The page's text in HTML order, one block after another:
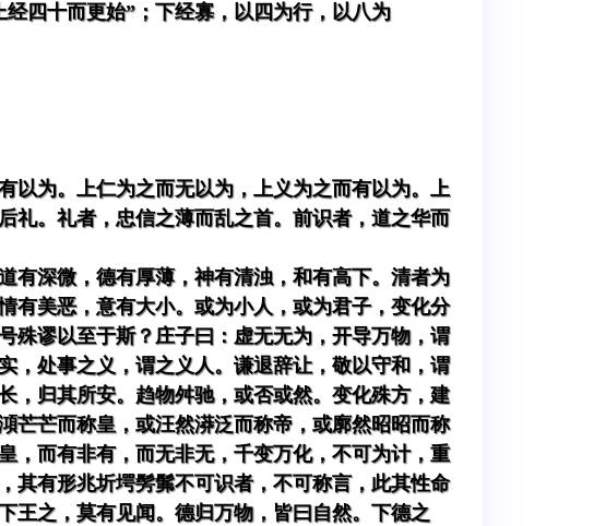
四十而更始”；下经寡，以四为行，以八为
以为。上仁为之而无以为，上义为之而有以为。上
礼。礼者，忠信之薄而乱之首。前识者，道之华而
有深微，德有厚薄，神有清浊，和有高下。清者为
有美恶，意有大小。或为小人，或为君子，变化分
殊谬以至于斯？庄子曰：虚无无为，开导万物，谓
，处事之义，谓之义人。谦退辞让，敬以守和，谓
，归其所安。趋物舛驰，或否或然。变化殊方，建
芒芒而称皇，或汪然漭泛而称帝，或廓然昭昭而称
，而有非有，而无非无，千变万化，不可为计，重
其有形兆圻堮髣髴不可识者，不可称言，此其性命
之，莫有见闻。德归万物，皆曰自然。下德之